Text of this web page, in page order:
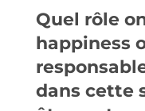
Quel rôle
happiness
dans cette